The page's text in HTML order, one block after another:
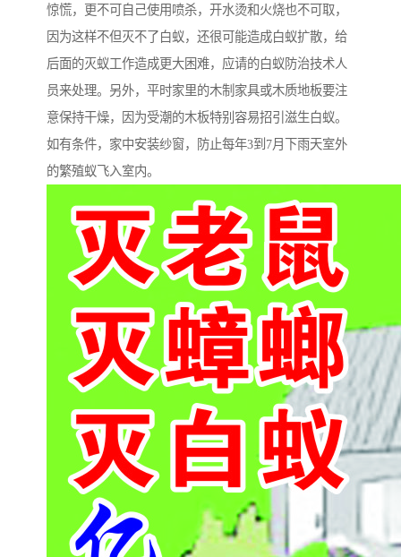
惊慌，更不可自己使用喷杀，开水烫和火烧也不可取，
因为这样不但灭不了白蚁，还很可能造成白蚁扩散，给
后面的灭蚁工作造成更大困难，应请的白蚁防治技术人
员来处理。另外，平时家里的木制家具或木质地板要注
意保持干燥，因为受潮的木板特别容易招引滋生白蚁。
如有条件，家中安装纱窗，防止每年3到7月下雨天室外
的繁殖蚁飞入室内。